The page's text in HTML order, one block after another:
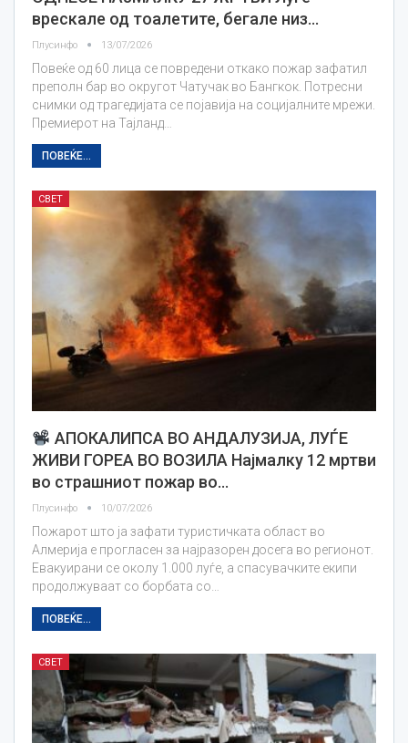
врескале од тоалетите, бегале низ…
Плусинфо 13/07/2026
Повеќе од 60 лица се повредени откако пожар зафатил
преполн бар во округот Чатучак во Бангкок. Потресни
снимки од трагедијата се појавија на социјалните мрежи.
Премиерот на Тајланд…
ПОВЕЌЕ...
СВЕТ
АПОКАЛИПСА ВО АНДАЛУЗИЈА, ЛУЃЕ
ЖИВИ ГОРЕА ВО ВОЗИЛА Најмалку 12 мртви
во страшниот пожар во…
Плусинфо 10/07/2026
Пожарот што ја зафати туристичката област во
Алмерија е прогласен за најразорен досега во регионот.
Евакуирани се околу 1.000 луѓе, а спасувачките екипи
продолжуваат со борбата со…
ПОВЕЌЕ...
СВЕТ